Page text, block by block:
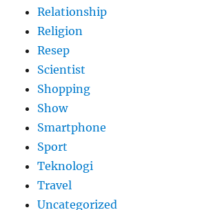
Relationship
Religion
Resep
Scientist
Shopping
Show
Smartphone
Sport
Teknologi
Travel
Uncategorized